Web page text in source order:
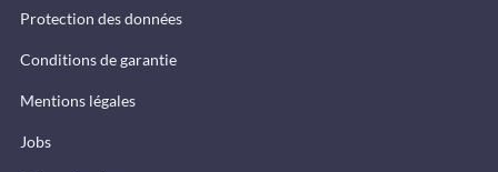
Protection des données
Conditions de garantie
Mentions légales
Jobs